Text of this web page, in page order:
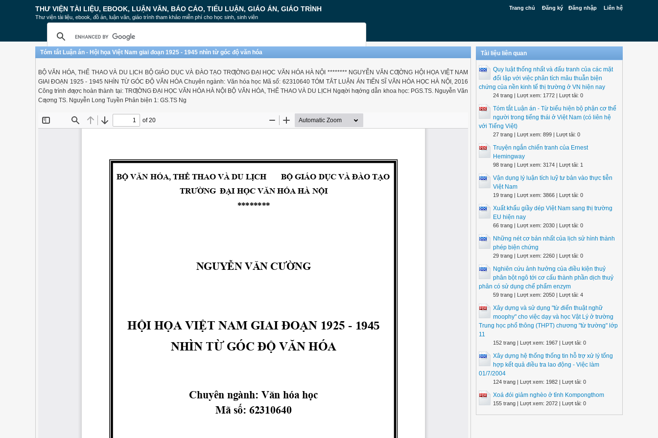
Trang chủ Đăng ký Đăng nhập Liên hệ
THƯ VIỆN TÀI LIỆU, EBOOK, LUẬN VĂN, BÁO CÁO, TIỂU LUẬN, GIÁO ÁN, GIÁO TRÌNH
Thư viện tài liệu, ebook, đồ án, luận văn, giáo trình tham khảo miễn phí cho học sinh, sinh viên
Tóm tắt Luận án - Hội họa Việt Nam giai đoạn 1925 - 1945 nhìn từ góc độ văn hóa
BỘ VĂN HÓA, THỂ THAO VÀ DU LỊCH BỘ GIÁO DỤC VÀ ĐÀO TẠO TRƢỜNG ĐẠI HỌC VĂN HÓA HÀ NỘI ******** NGUYỄN VĂN CƢỜNG HỘI HỌA VIỆT NAM
GIAI ĐOẠN 1925 - 1945 NHÌN TỪ GÓC ĐỘ VĂN HÓA Chuyên ngành: Văn hóa học Mã số: 62310640 TÓM TẮT LUẬN ÁN TIẾN SĨ VĂN HÓA HỌC HÀ NỘI, 2016
Công trình đƣợc hoàn thành tại: TRƢỜNG ĐẠI HỌC VĂN HÓA HÀ NỘI BỘ VĂN HÓA, THỂ THAO VÀ DU LỊCH Ngƣời hƣớng dẫn khoa học: PGS.TS. Nguyễn Văn
Cƣơng TS. Nguyễn Long Tuyền Phản biện 1: GS.TS Ng
Tài liệu liên quan
Quy luật thống nhất và đấu tranh của các mặt
đối lập với việc phân tích mâu thuẫn biện
chứng của nền kinh tế thị trường ở VN hiện nay
24 trang | Lượt xem: 1772 | Lượt tải: 0
Tóm tắt Luận án - Từ biểu hiện bộ phận cơ thể
người trong tiếng thái ở Việt Nam (có liên hệ
với Tiếng Việt)
27 trang | Lượt xem: 899 | Lượt tải: 0
Truyện ngắn chiến tranh của Ernest
Hemingway
98 trang | Lượt xem: 3174 | Lượt tải: 1
Vận dụng lý luận tích luỹ tư bản vào thực tiễn
Việt Nam
19 trang | Lượt xem: 3866 | Lượt tải: 0
Xuất khẩu giầy dép Việt Nam sang thị trường
EU hiện nay
66 trang | Lượt xem: 2030 | Lượt tải: 0
Những nét cơ bản nhất của lịch sử hình thành
phép biện chứng
29 trang | Lượt xem: 2260 | Lượt tải: 0
Nghiên cứu ảnh hưởng của điều kiện thuỷ
phân bột ngô tới cơ cấu thành phần dịch thuỷ
phân có sử dụng chế phẩm enzym
59 trang | Lượt xem: 2050 | Lượt tải: 4
Xây dựng và sử dụng "từ điển thuật nghữ
moophy" cho việc dạy và học Vật Lý ở trường
Trung học phổ thông (THPT) chương "từ trường" lớp
11
152 trang | Lượt xem: 1967 | Lượt tải: 0
Xây dựng hệ thống thống tin hỗ trợ xử lý tổng
hợp kết quả điều tra lao động - Việc làm
01/7/2004
124 trang | Lượt xem: 1982 | Lượt tải: 0
Xoá đói giảm nghèo ở tỉnh Kompongthom
155 trang | Lượt xem: 2072 | Lượt tải: 0